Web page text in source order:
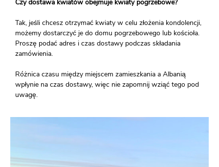
Czy dostawa kwiatów obejmuje kwiaty pogrzebowe?
Tak, jeśli chcesz otrzymać kwiaty w celu złożenia kondolencji,
możemy dostarczyć je do domu pogrzebowego lub kościoła.
Proszę podać adres i czas dostawy podczas składania
zamówienia.
Różnica czasu między miejscem zamieszkania a Albanią
wpłynie na czas dostawy, więc nie zapomnij wziąć tego pod
uwagę.